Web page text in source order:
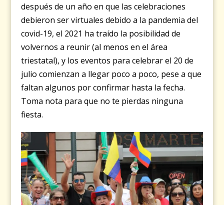
después de un año en que las celebraciones
debieron ser virtuales debido a la pandemia del
covid-19, el 2021 ha traído la posibilidad de
volvernos a reunir (al menos en el área
triestatal), y los eventos para celebrar el 20 de
julio comienzan a llegar poco a poco, pese a que
faltan algunos por confirmar hasta la fecha.
Toma nota para que no te pierdas ninguna
fiesta.